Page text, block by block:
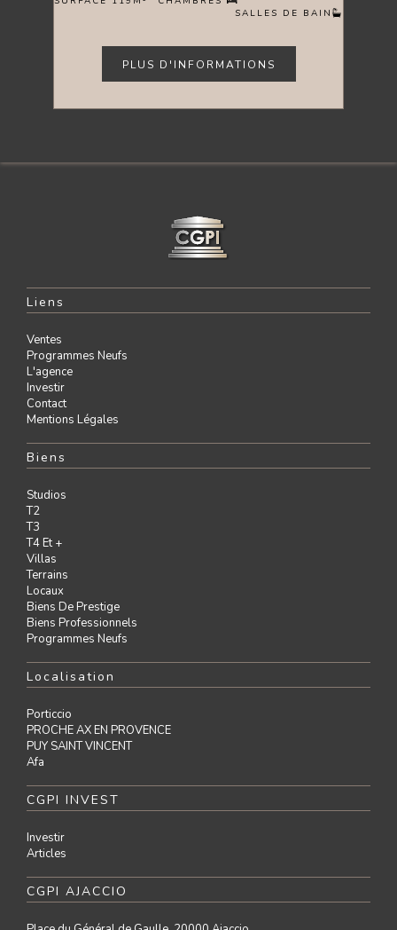
SALLES DE BAIN
PLUS D'INFORMATIONS
Liens
Ventes
Programmes Neufs
L'agence
Investir
Contact
Mentions Légales
Biens
Studios
T2
T3
T4 Et +
Villas
Terrains
Locaux
Biens De Prestige
Biens Professionnels
Programmes Neufs
Localisation
Porticcio
PROCHE AX EN PROVENCE
PUY SAINT VINCENT
Afa
CGPI INVEST
Investir
Articles
CGPI AJACCIO